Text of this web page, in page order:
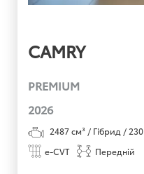
CAMRY
PREMIUM
2026
2487см³ / Гібрид / 230
e-CVT
Передній